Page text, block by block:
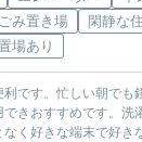
み置き場
閑静な
場あり
です。忙しい朝でも
きおすすめです。洗
く好きな端末で好き